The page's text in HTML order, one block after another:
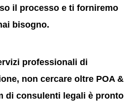
il processo e ti forniremo
bisogno.
professionali di
non cercare oltre POA &
di consulenti legali è pronto